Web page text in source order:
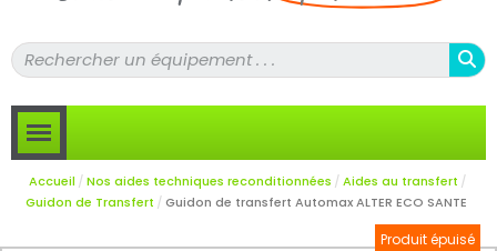
Accueil Nos aides techniques reconditionnées
Aides au transfert
Guidon de Transfert
Guidon de transfert Automax ALTER ECO SANTE
Produit épuisé